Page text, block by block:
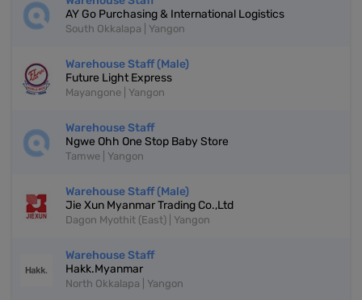
AY Go Purchasing & International Logistics
South Okkalapa | Yangon
Warehouse Staff (Male)
Future Light Express
Mayangone | Yangon
Warehouse Staff
Ngwe Ohh One Stop Baby Store
Tamwe | Yangon
Warehouse Staff (Male)
Jie Xun Myanmar Trading Co.,Ltd
Dagon Myothit (East) | Yangon
Warehouse Staff
Hakk.Myanmar
North Okkalapa | Yangon